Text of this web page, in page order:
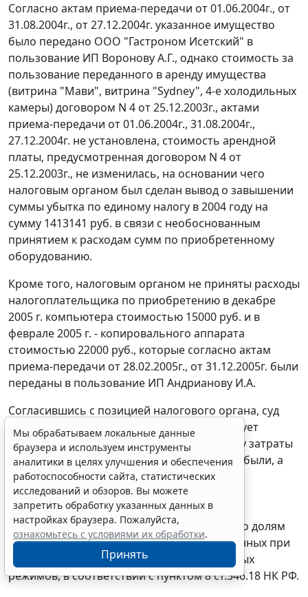
Согласно актам приема-передачи от 01.06.2004г., от
31.08.2004г., от 27.12.2004г. указанное имущество
было передано ООО "Гастроном Исетский" в
пользование ИП Воронову А.Г., однако стоимость за
пользование переданного в аренду имущества
(витрина "Мави", витрина "Sydney", 4-е холодильных
камеры) договором N 4 от 25.12.2003г., актами
приема-передачи от 01.06.2004г., 31.08.2004г.,
27.12.2004г. не установлена, стоимость арендной
платы, предусмотренная договором N 4 от
25.12.2003г., не изменилась, на основании чего
налоговым органом был сделан вывод о завышении
суммы убытка по единому налогу в 2004 году на
сумму 1413141 руб. в связи с необоснованным
принятием к расходам сумм по приобретенному
оборудованию.
Кроме того, налоговым органом не приняты расходы
налогоплательщика по приобретению в декабре
2005 г. компьютера стоимостью 15000 руб. и в
феврале 2005 г. - копировального аппарата
стоимостью 22000 руб., которые согласно актам
приема-передачи от 28.02.2005г., от 31.12.2005г. были
переданы в пользование ИП Андрианову И.А.
Согласившись с позицией налогового органа, суд
указал, что в действиях заявителя отсутствует
экономическая обоснованность, поскольку затраты
заявитель несет не с целью получения прибыли, а
для улучшения условий арендаторов, не
оплачивающих услуги по аренде в течение
длительного периода, и необходимостью
распределения расходов пропорционально долям
доходов в общем объеме доходов, полученных при
применении разных специальных налоговых
режимов, в соответствии спунктом 8 ст.346.18 НК РФ.
Мы обрабатываем локальные данные
браузера и используем инструменты
аналитики в целях улучшения и обеспечения
работоспособности сайта, статистических
исследований и обзоров. Вы можете
запретить обработку указанных данных в
настройках браузера. Пожалуйста,
ознакомьтесь с условиями их обработки.
Принять